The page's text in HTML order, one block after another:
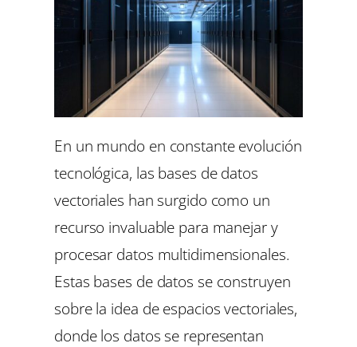
En un mundo en constante evolución
tecnológica, las bases de datos
vectoriales han surgido como un
recurso invaluable para manejar y
procesar datos multidimensionales.
Estas bases de datos se construyen
sobre la idea de espacios vectoriales,
donde los datos se representan